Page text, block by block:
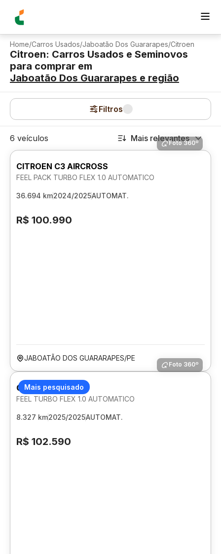
Home/Carros Usados/Jaboatão Dos Guararapes/Citroen
Citroen: Carros Usados e Seminovos
para comprar em
Jaboatão Dos Guararapes e região
Filtros
6 veículos Mais relevantes
Foto 360º
CITROEN C3 AIRCROSS
FEEL PACK TURBO FLEX 1.0 AUTOMATICO
36.694 km2024/2025AUTOMAT.
R$ 100.990
JABOATÃO DOS GUARARAPES/PE
Mais pesquisado
Foto 360º
CITROEN BASALT
FEEL TURBO FLEX 1.0 AUTOMATICO
8.327 km2025/2025AUTOMAT.
R$ 102.590